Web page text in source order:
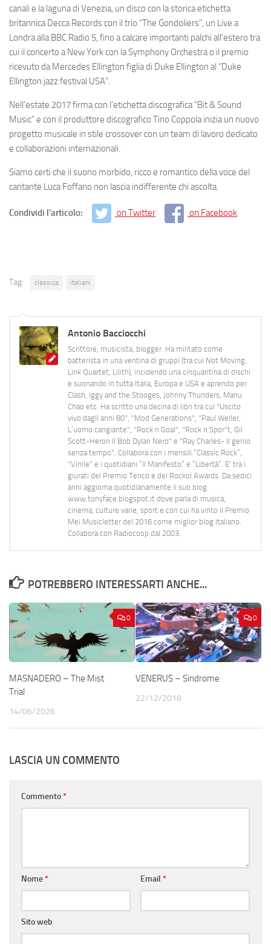
canali e la laguna di Venezia, un disco con la storica etichetta
britannica Decca Records con il trio “The Gondoliers”, un Live a
Londra alla BBC Radio 5, fino a calcare importanti palchi all’estero tra
cui il concerto a New Yorkcon la Symphony Orchestra o il premio
ricevuto da Mercedes Ellington figlia di Duke Ellington al “Duke
Ellington jazz festival USA“.
Nell’estate 2017 firma con l’etichetta discografica “Bit & Sound
Music”e con il produttore discografico Tino Coppola inizia un nuovo
progetto musicale in stile crossover con un team di lavoro dedicato
e collaborazioni internazionali.
Siamo certi che il suono morbido, ricco e romantico della voce del
cantante Luca Foffano non lascia indifferente chi ascolta.
Condividi l'articolo: on Twitter on Facebook
Tag: classica italiani
Antonio Bacciocchi
Scrittore, musicista, blogger. Ha militato come
batterista in una ventina di gruppi (tra cui Not Moving,
Link Quartet, Lilith), incidendo una cinquantina di dischi
e suonando in tutta Italia, Europa e USA e aprendo per
Clash, Iggy and the Stooges, Johnny Thunders, Manu
Chao etc. Ha scritto una decina di libri tra cui "Uscito
vivo dagli anni 80", "Mod Generations", "Paul Weller,
L’uomo cangiante", "Rock n Goal", "Rock n Spor"t, Gil
Scott-Heron Il Bob Dylan Nero" e "Ray Charles- Il genio
senza tempo". Collabora con i mensili “Classic Rock”,
"Vinile" e i quotidiani “Il Manifesto” e “Libertà”. E' tra i
giurati del Premio Tenco e del Rockol Awards. Da sedici
anni aggiorna quotidianamente il suo blog
www.tonyface.blogspot.it dove parla di musica,
cinema, culture varie, sport e con cui ha vinto il Premio
Mei Musicletter del 2016 come miglior blog italiano.
Collabora con Radiocoop dal 2003.
POTREBBERO INTERESSARTI ANCHE...
0
MASNADERO – The Mist
Trial
14/06/2026
0
VENERUS – Sindrome
22/12/2018
LASCIA UN COMMENTO
Commento*
Nome* Email *
Sito web